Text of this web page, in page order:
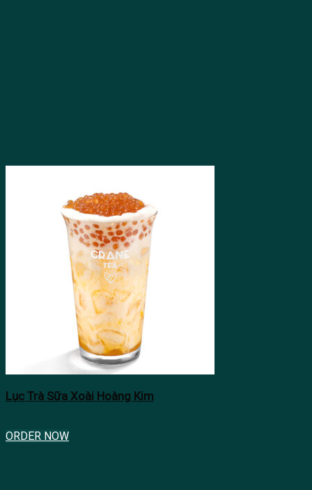
Lục Trà Sữa Xoài Hoàng Kim
ORDER NOW